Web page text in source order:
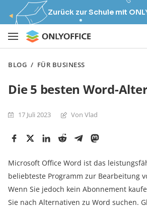
Zurück zur Schule mit
BLOG / FÜR BUSINESS
Die 5 besten Word-
17 Juli 2023 Von Vlad
Microsoft Office Word ist das
beliebteste Programm zur Bearbeitung
Wenn Sie jedoch kein Abonnement
Sie nach Alternativen zu Word suchen.